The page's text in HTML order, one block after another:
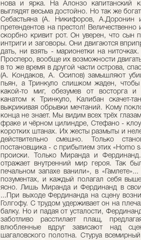
нова и ярка. На Алонзо капитанский
выглядят весьма достойно. Но так же
Себастьяна (А. Никифоров, А.Доронин
претендентов на престол!
скорбно кривит рот. Он уверен, что сын
интриги и заговоры. Они двигаются
дать, ни взять - марионетки на
Просперо, вообще их возможности
в то же время в другой части острова,
(А. Кондаков, А. Осипов) замышляют
пьян, а Тринкуло слишком жаден,
какой-то миг, обезумев от восторга
канатом к Тринкуло, Калибан скачет-
выкрикивая обрывки мечтаний. Кому
конца не знает. Мы видим всех трёх
фраке и чёрном цилиндре, Стефано -
коротких штанах. Их жесты размыты и
действительно смешно. Только
постановщика - с прибытием этих «Homo
происки. Только Миранда и
отражает вну­тренний мир героя. Так
печальном запахе ванили», в
позументах, и каж­дый полагал себя
ясно. Лишь Миранда и Фердинанд в
...При выходе Фердинанда на сцену
Голгофу. С трудом удержива­ет он на
балку. Но и падая от усталости,
заботливо расстилает плащ,
влюбленные вдруг зависают над
шагаловского полотна. Стуруа